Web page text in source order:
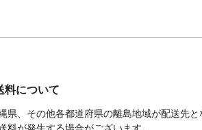
料について
県、その他各都道府県の離島地域が配送先